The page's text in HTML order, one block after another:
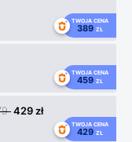
TWOJA CENA
389 ZŁ
TWOJA CENA
459 ZŁ
429 zł
TWOJA CENA
429 ZŁ